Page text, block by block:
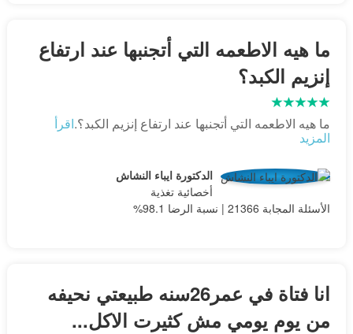
ما هيه الاطعمه التي أتجنبها عند ارتفاع
إنزيم الكبد؟
ما هيه الاطعمه التي أتجنبها عند ارتفاع إنزيم الكبد؟.اقرأ
المزيد
الدكتورة ايباء النشاش
أخصائية تغذية
الأسئلة المجابة 21366 | نسبة الرضا 98.1%
انا فتاة في عمر26سنه طبيعتي نحيفه
من يوم يومي مش كثيرت الاكل...